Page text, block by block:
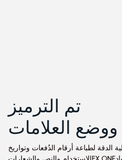
تم الترميز
ووضع العلامات
الدقة لطباعة أرقام الدُفعات وتواريخ